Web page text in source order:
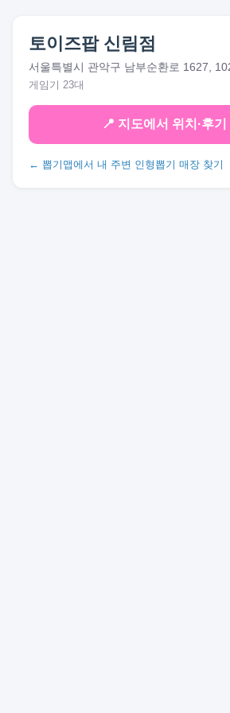
토이즈팝 신림점
서울특별시 관악구 남부순환로 1627,
게임기 23대
📍 지도에서 위치·후기
← 뽑기맵에서 내 주변 인형뽑기 매장 찾기